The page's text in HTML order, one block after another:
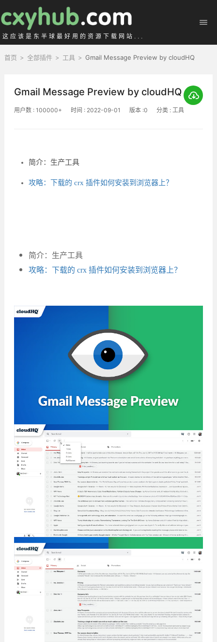
这应该是东半球最好用的资源下载网站...
首页 > 全部插件 > 工具 > Gmail Message Preview by cloudHQ
Gmail Message Preview by cloudHQ
用户数 : 100000+ 时间 : 2022-09-01 版本 :0 分类 : 工具
简介：生产工具
攻略：下载的 crx 插件如何安装到浏览器上？
简介：生产工具
攻略：下载的 crx 插件如何安装到浏览器上？